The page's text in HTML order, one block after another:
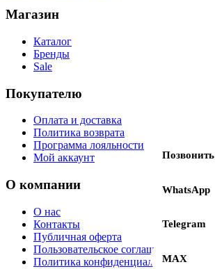
Магазин
Каталог
Бренды
Sale
Покупателю
Оплата и доставка
Политика возврата
Программа лояльности
Мой аккаунт
О компании
О нас
Контакты
Публичная оферта
Пользовательское соглашение
Политика конфиденциальности
Позвонить
WhatsApp
Telegram
MAX